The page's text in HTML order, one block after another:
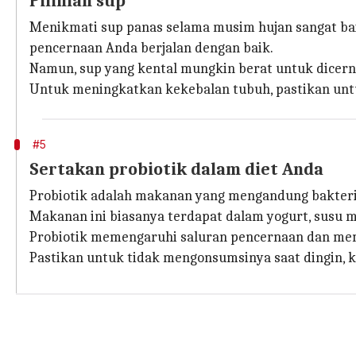
Menikmati sup panas selama musim hujan sangat
pencernaan Anda berjalan dengan baik.
Namun, sup yang kental mungkin berat untuk
Untuk meningkatkan kekebalan tubuh, pastikan
#5
Sertakan probiotik dalam diet Anda
Probiotik adalah makanan yang mengandung
Makanan ini biasanya terdapat dalam yogurt, susu
Probiotik memengaruhi saluran pencernaan dan
Pastikan untuk tidak mengonsumsinya saat